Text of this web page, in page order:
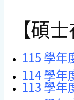
【碩
115 學年
114 學年
113 學年